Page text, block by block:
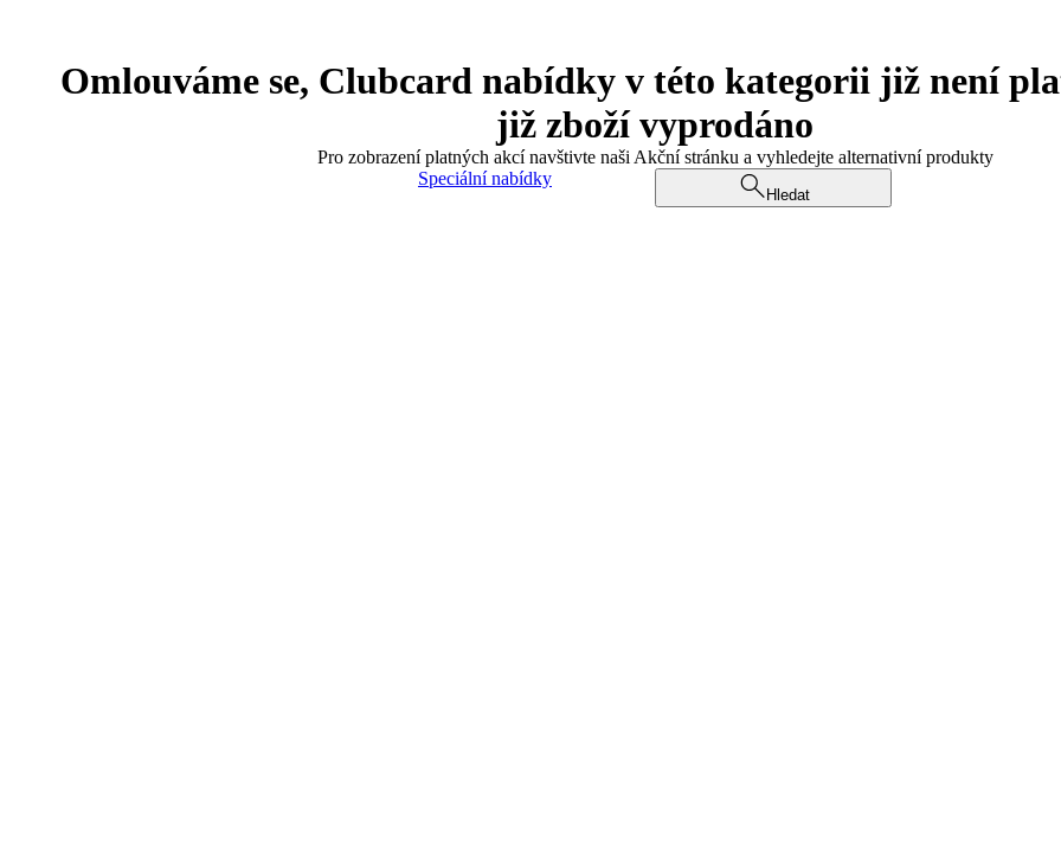
Omlouváme se, Clubcard nabídky v této kategorii již není
již zboží vyprodáno
Pro zobrazení platných akcí navštivte naši Akční stránku a vyhledejte alternativní produkty
Speciální nabídky
Hledat